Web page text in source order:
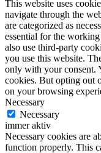
This website uses
navigate through the
are categorized as
essential for the
also use third-party
you use this website.
only with your consent.
cookies. But opting out
on your browsing
Necessary
Necessary
immer aktiv
Necessary cookies are
function properly. This